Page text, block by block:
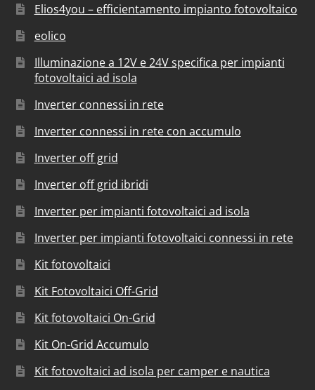
Elios4you – efficientamento impianto fotovoltaico
eolico
Illuminazione a 12V e 24V specifica per impianti
fotovoltaici ad isola
Inverter connessi in rete
Inverter connessi in rete con accumulo
Inverter off grid
Inverter off grid ibridi
Inverter per impianti fotovoltaici ad isola
Inverter per impianti fotovoltaici connessi in rete
Kit fotovoltaici
Kit Fotovoltaici Off-Grid
Kit fotovoltaici On-Grid
Kit On-Grid Accumulo
Kit fotovoltaici ad isola per camper e nautica